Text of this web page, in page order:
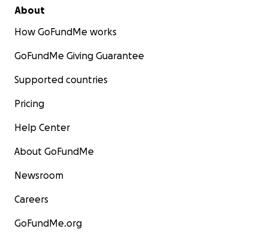
About
How GoFundMe works
GoFundMe Giving Guarantee
Supported countries
Pricing
Help Center
About GoFundMe
Newsroom
Careers
GoFundMe.org